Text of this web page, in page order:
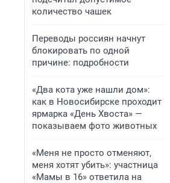
количество чашек
Переводы россиян начнут
блокировать по одной
причине: подробности
«Два кота уже нашли дом»:
как в Новосибирске проходит
ярмарка «День Хвоста» —
показываем фото животных
«Меня не просто отменяют,
меня хотят убить»: участница
«Мамы в 16» ответила на